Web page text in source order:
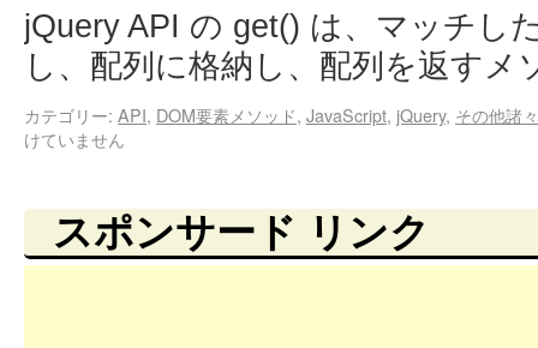
jQuery API の get() は、マッチし
し、配列に格納し、配列を返すメ
カテゴリー: API, DOM要素メソッド, JavaScript, jQuery, その他諸々
けていません
スポンサード リンク